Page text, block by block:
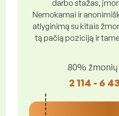
darbo stažas,
Nemokamai ir
atlyginimą su kitais
tą pačią poziciją ir
80% žmonių
2 114 - 6